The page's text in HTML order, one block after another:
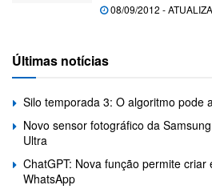
08/09/2012 -
Últimas notícias
Silo temporada 3: O algoritmo pode
Novo sensor fotográfico da
Ultra
ChatGPT: Nova função permite
WhatsApp